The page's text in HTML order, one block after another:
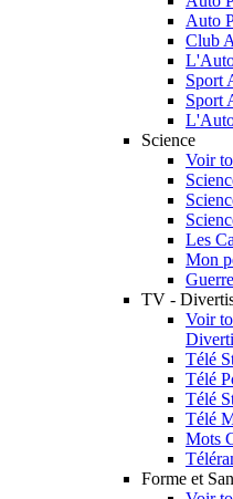
Auto
Club
Sport
Sport
Science
Voir
Les
Mon
TV -
Voir
Télé
Télé
Télé
Télé
Mots
Forme et